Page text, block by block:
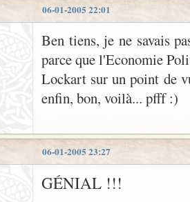
06-01-2005 22:01
Ben tiens, je ne savais
parce que l'Economie
Lockart sur un point de
enfin, bon, voilà... pfff :)
06-01-2005 23:27
GÉNIAL !!!